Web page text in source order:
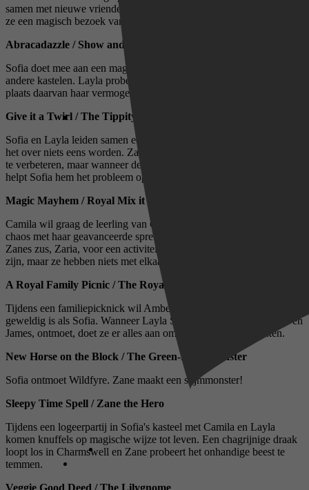
samen met nieuwe vrienden om een ​​wedstrijd te winnen. Ook krijgt
ze een magisch bezoek van Rapunzel.
Abracadazzle / Show and Spell
Sofia doet mee aan een magische uitdaging tegen leerlingen van de
andere kastelen. Layla probeert een levitatie-spreuk, maar onthult in
plaats daarvan haar vermogen om vlindervleugels te laten groeien.
Give it a Twirl / The Tippity Tap Dance
Sofia en Layla leiden samen een magische parade, maar ze kunnen
het over niets eens worden. Zane gebruikt magie om zijn danspassen
te verbeteren, maar wanneer de betovering in een vloek verandert,
helpt Sofia hem het probleem op te lossen.
Magic Mayhem / Royal Mix it Up
Camila wil graag de leerling van Cedric worden, maar veroorzaakt
chaos met haar geavanceerde spreuken. Sofia wordt gekoppeld aan
Zanes zus, Zaria, voor een activiteit waarbij drie kastelen betrokken
zijn, maar ze hebben niets met elkaar gemeen.
A Royal Family Picnic / The Royal Playdate
Tijdens een familiepicknick wil Amber bewijzen dat ze net zo
geweldig is als Sofia. Wanneer Layla Sofia's broer en zus, Amber en
James, ontmoet, doet ze er alles aan om indruk op hen te maken.
New Horse on the Block / The Green-Eyed Monster
Sofia ontmoet Wildfyre. Zane maakt een slijmmonster!
Sleepy Time Spell / Zane the Hero
Tijdens een logeerpartij in Sofia's kasteel met Camila en Layla
komen knuffels op magische wijze tot leven. Een chagrijnige draak
loopt los in Charmswell en Zane probeert het onhandige beest te
temmen.
Veggie Good Deed / The Lilygnome